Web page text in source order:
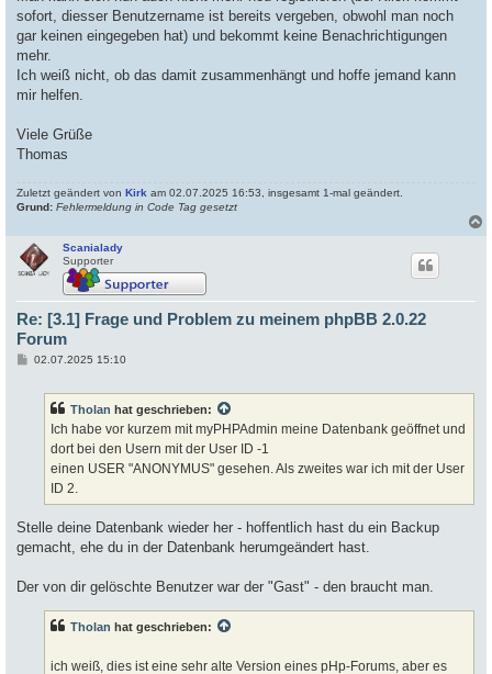
	setcookie($cookiename .
'_sid' , $current_time -
$cookiepath, $cookiedomain, $cookiesecure);
sofort, diesser Benutzername ist bereits vergeben, obwohl man noch
gar keinen eingegeben hat) und bekommt keine Benachrichtigungen
mehr.
Ich weiß nicht, ob das damit zusammenhängt und hoffe jemand kann
mir helfen.
Viele Grüße
Thomas
Zuletzt geändert von Kirk am 02.07.2025 16:53, insgesamt 1-mal geändert.
Grund: Fehlermeldung in Code Tag gesetzt
Scanialady
Supporter
Re: [3.1] Frage und Problem zu meinem phpBB 2.0.22
Forum
B02.07.2025 15:10
Tholan hat geschrieben:
Ich habe vor kurzem mit myPHPAdmin meine Datenbank geöffnet und
dort bei den Usern mit der User ID -1
einen USER "ANONYMUS" gesehen. Als zweites war ich mit der User
ID 2.
Stelle deine Datenbank wieder her - hoffentlich hast du ein Backup
gemacht, ehe du in der Datenbank herumgeändert hast.
Der von dir gelöschte Benutzer war der "Gast" - den braucht man.
Tholan hat geschrieben:
ich weiß, dies ist eine sehr alte Version eines pHp-Forums, aber es